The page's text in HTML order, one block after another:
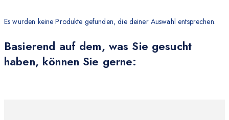
Es wurden keine Produkte gefunden, die deiner Auswahl entsprechen.
Basierend auf dem, was Sie gesucht
haben, können Sie gerne: